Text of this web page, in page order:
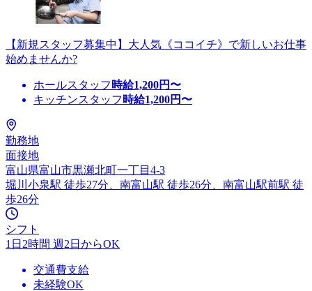
【新規スタッフ募集中】大人気《ココイチ》で新しいお仕事
始めませんか?
ホールスタッフ 時給1,200円〜
キッチンスタッフ 時給1,200円〜
勤務地
面接地
富山県富山市黒瀬北町一丁目4-3
堀川小泉駅 徒歩27分、南富山駅 徒歩26分、南富山駅前駅 徒
歩26分
シフト
1日2時間 週2日からOK
交通費支給
未経験OK